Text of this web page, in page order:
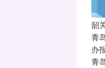
韶
青
办
青